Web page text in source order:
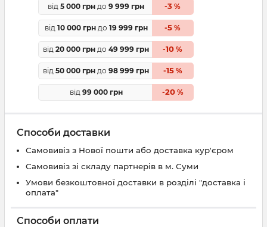
від 5 000 грн до 9 999 грн -3 %
від 10 000 грндо 19 999 грн -5 %
від 20 000 грн до 49 999 грн -10 %
від 50 000 грн до 98 999 грн -15%
від 99 000 грн -20%
Способи доставки
Самовивіз з Нової пошти або доставка кур'єром
Самовивіз зі складу партнерів в м. Суми
Умови безкоштовної доставки в розділі "доставка і
оплата"
Способи оплати